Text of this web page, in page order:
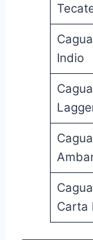
Indio
Carta